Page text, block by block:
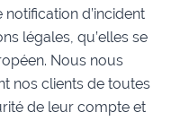
d’incident
légales, qu’elles se
Nous nous
nos clients de toutes
de leur compte et